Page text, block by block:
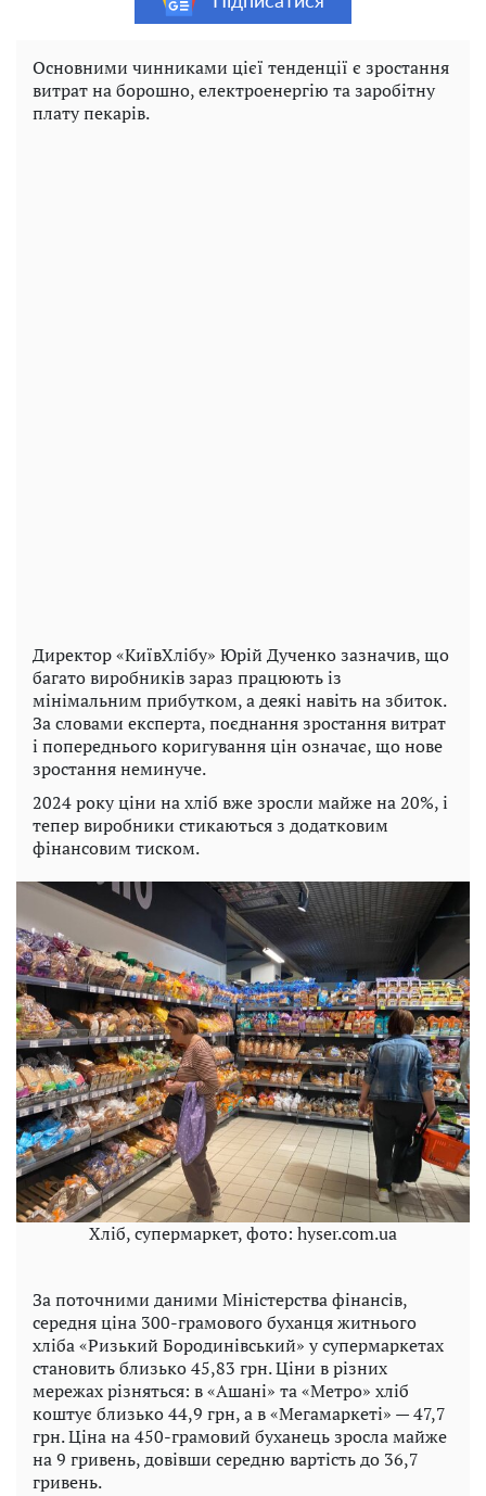
Основними чинниками цієї тенденції є зростання
витрат на борошно, електроенергію та заробітну
плату пекарів.
Директор «КиївХлібу» Юрій Дученко зазначив, що
багато виробників зараз працюють із
мінімальним прибутком, а деякі навіть на збиток.
За словами експерта, поєднання зростання витрат
і попереднього коригування цін означає, що нове
зростання неминуче.
2024 року ціни на хліб вже зросли майже на 20%, і
тепер виробники стикаються з додатковим
фінансовим тиском.
Хліб, супермаркет, фото: hyser.com.ua
За поточними даними Міністерства фінансів,
середня ціна 300-грамового буханця житнього
хліба «Ризький Бородинівський» у супермаркетах
становить близько 45,83 грн. Ціни в різних
мережах різняться: в «Ашані» та «Метро» хліб
коштує близько 44,9 грн, а в «Мегамаркеті» — 47,7
грн. Ціна на 450-грамовий буханець зросла майже
на 9 гривень, довівши середню вартість до 36,7
гривень.